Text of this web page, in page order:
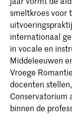
smeltkroes voor
internationaal
in vocale en
Middeleeuwen
Vroege
docenten
Conservatorium
binnen de